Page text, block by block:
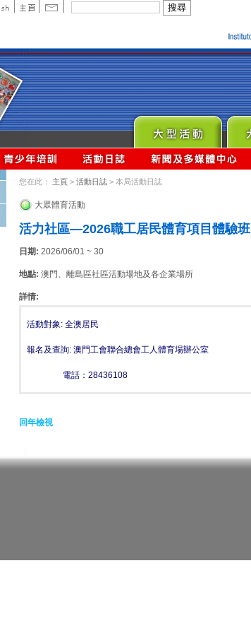
您在此： 主頁 > 活動日誌 > 本局活動日誌
大眾體育活動
活力社區—2026職工居民體育項目體驗班
日期: 2026/06/01 ~ 30
地點: 澳門、離島區社區活動場地及各企業場所
詳情:
活動對象: 全澳居民
報名及查詢: 澳門工會聯合總會工人體育場辦公室
電話：28436108
回年檢視